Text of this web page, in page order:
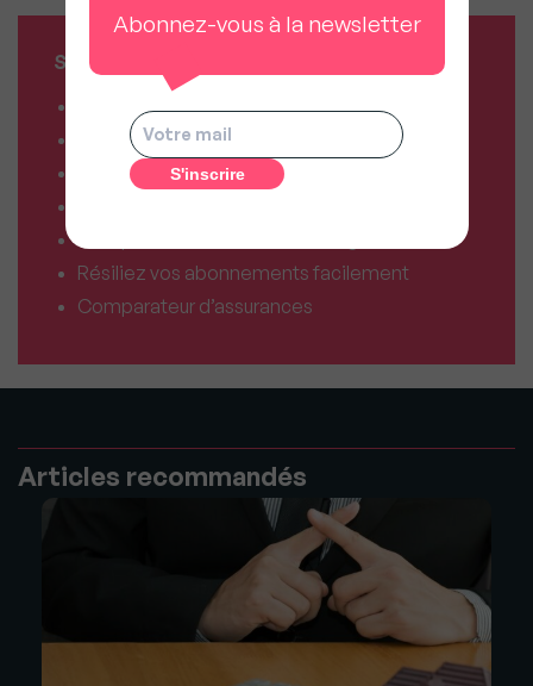
SERVICES MY SWEET'IMMO
Combien vaut mon bien ?
Combien puis-je emprunter ?
Comparateur de forfaits mobile
Comparateur d’offres déménagement
Résiliez vos abonnements facilement
Comparateur d’assurances
Articles recommandés
Abonnez-vous à la newsletter